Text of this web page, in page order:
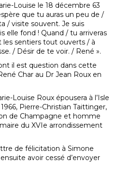
Louise le 18 décembre 63
que tu auras un peu de /
/ visite souvent. Je suis
elle fond ! Quand / tu arriveras
les sentiers tout ouverts / à
/ Désir de te voir. / René ».
il est question dans cette
Char au Dr Jean Roux en
Louise Roux épousera à l’Isle
Pierre-Christian Taittinger,
de Champagne et homme
du XVIe arrondissement
de félicitation à Simone
avoir cessé d’envoyer